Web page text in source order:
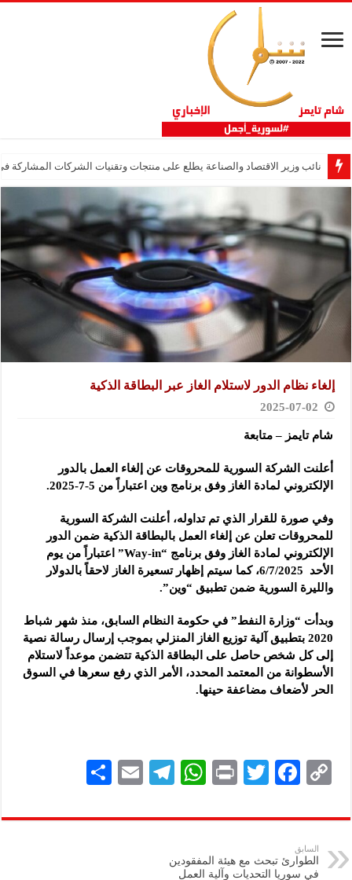
نائب وزير الاقتصاد والصناعة يطلع على منتجات وتقنيات الشركات المشاركة في
إلغاء نظام الدور لاستلام الغاز عبر البطاقة الذكية
2025-07-02
شام تايمز – متابعة
أعلنت الشركة السورية للمحروقات عن إلغاء العمل بالدور
الإلكتروني لمادة الغاز وفق برنامج وين اعتباراً من 5-7-2025.
وفي صورة للقرار الذي تم تداوله، أعلنت الشركة السورية
للمحروقات تعلن عن إلغاء العمل بالبطاقة الذكية ضمن الدور
الإلكتروني لمادة الغاز وفق برنامج “Way-in” اعتباراً من يوم
الأحد 6/7/2025، كما سيتم إظهار تسعيرة الغاز لاحقاً بالدولار
والليرة السورية ضمن تطبيق “وين”.
وبدأت “وزارة النفط” في حكومة النظام السابق، منذ شهر شباط
2020 بتطبيق آلية توزيع الغاز المنزلي بموجب إرسال رسالة نصية
إلى كل شخص حاصل على البطاقة الذكية تتضمن موعداً لاستلام
الأسطوانة من المعتمد المحدد، الأمر الذي رفع سعرها في السوق
الحر لأضعاف مضاعفة حينها.
C
p
y
Li
F
eb
k
T
tt
P
nt
W
at
A
Te
gr
E
ai
ar
السابق
الطوارئ تبحث مع هيئة المفقودين
في سوريا التحديات وآلية العمل